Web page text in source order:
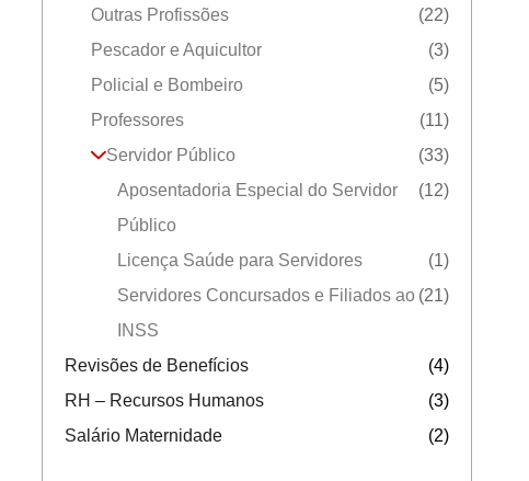
Outras Profissões
(22)
Pescador e Aquicultor
(3)
Policial e Bombeiro
(5)
Professores
(11)
Servidor Público
(33)
Aposentadoria Especial do Servidor
Público
(12)
Licença Saúde para Servidores
(1)
Servidores Concursados e Filiados ao
INSS
(21)
Revisões de Benefícios
(4)
RH – Recursos Humanos
(3)
Salário Maternidade
(2)